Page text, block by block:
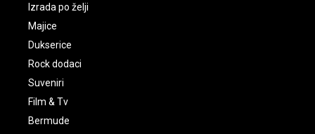
Izrada po želji
Majice
Dukserice
Rock dodaci
Suveniri
Film & Tv
Bermude